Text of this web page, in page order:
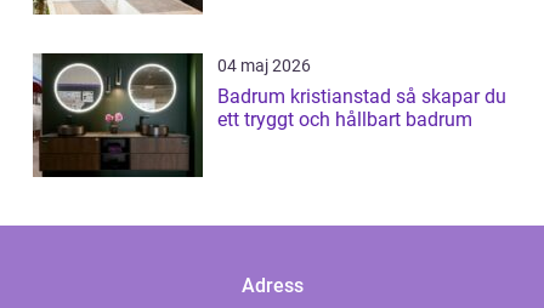
04 maj 2026
Badrum kristianstad så skapar du
ett tryggt och hållbart badrum
Adress